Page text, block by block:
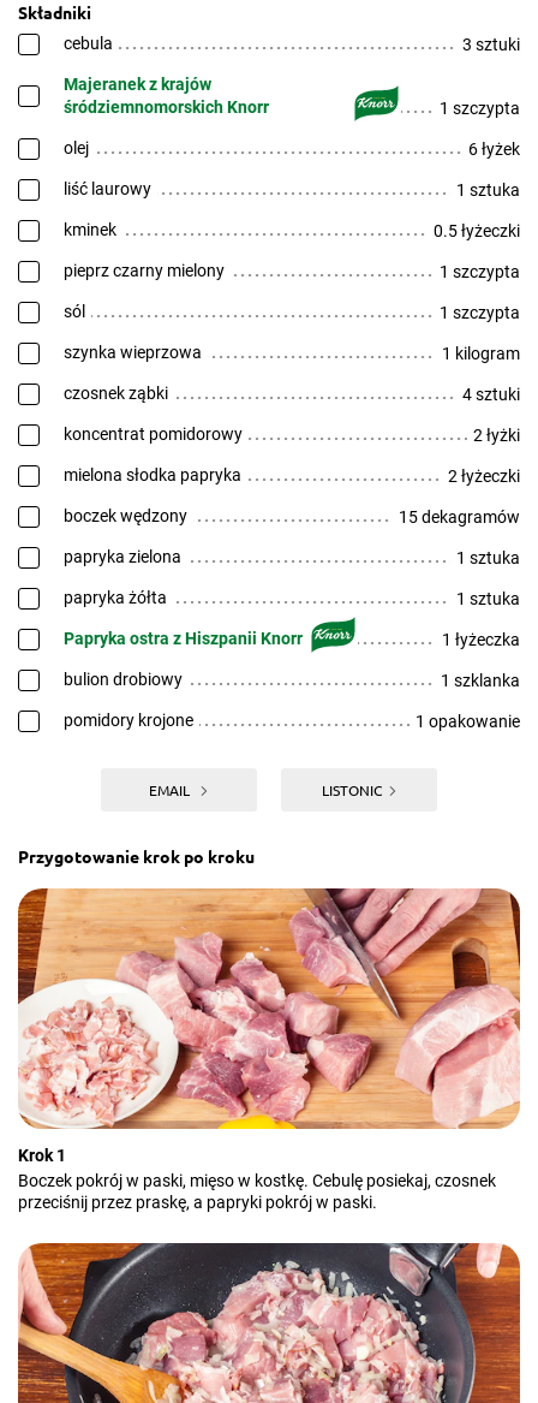
Składniki
cebula 3 sztuki
Majeranek z krajów
śródziemnomorskich Knorr
1 szczypta
olej 6 łyżek
liść laurowy 1 sztuka
kminek 0.5 łyżeczki
pieprz czarny mielony 1 szczypta
sól 1 szczypta
szynka wieprzowa 1 kilogram
czosnek ząbki 4 sztuki
koncentrat pomidorowy 2 łyżki
mielona słodka papryka 2 łyżeczki
boczek wędzony 15 dekagramów
papryka zielona 1 sztuka
papryka żółta 1 sztuka
Papryka ostra z Hiszpanii Knorr 1 łyżeczka
bulion drobiowy 1 szklanka
pomidory krojone 1 opakowanie
EMAIL LISTONIC
Przygotowanie krok po kroku
Krok 1
Boczek pokrój w paski, mięso w kostkę. Cebulę posiekaj, czosnek
przeciśnij przez praskę, a papryki pokrój w paski.